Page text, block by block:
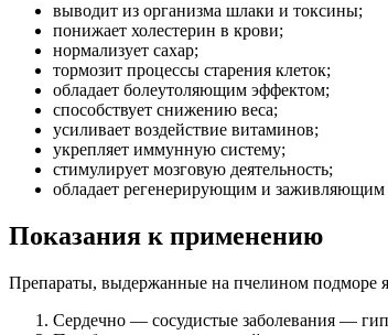
выводит из организма шлаки и токсины;
понижает холестерин в крови;
нормализует сахар;
тормозит процессы старения клеток;
обладает болеутоляющим эффектом;
способствует снижению веса;
усиливает воздействие витаминов;
укрепляет иммунную систему;
стимулирует мозговую деятельность;
обладает регенерирующим и заживляющим
Показания к применению
Препараты, выдержанные на пчелином подморе
Сердечно — сосудистые заболевания —